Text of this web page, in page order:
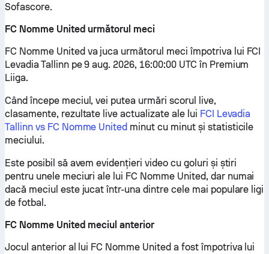
Sofascore.
FC Nomme United următorul meci
FC Nomme United va juca următorul meci împotriva lui FCI
Levadia Tallinn pe 9 aug. 2026, 16:00:00 UTC în Premium
Liiga.
Când începe meciul, vei putea urmări scorul live,
clasamente, rezultate live actualizate ale lui FCI Levadia
Tallinn vs FC Nomme United minut cu minut și statisticile
meciului.
Este posibil să avem evidențieri video cu goluri și știri
pentru unele meciuri ale lui FC Nomme United, dar numai
dacă meciul este jucat într-una dintre cele mai populare ligi
de fotbal.
FC Nomme United meciul anterior
Jocul anterior al lui FC Nomme United a fost împotriva lui